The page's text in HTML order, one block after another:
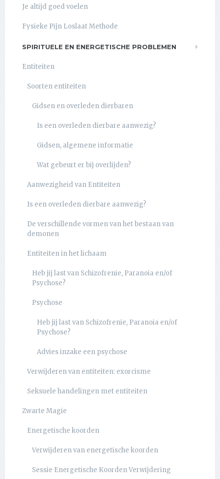
Je altijd goed voelen
Fysieke Pijn Loslaat Methode
SPIRITUELE EN ENERGETISCHE PROBLEMEN
Entiteiten
Soorten entiteiten
Gidsen en overleden dierbaren
Is een overleden dierbare aanwezig?
Gidsen, algemene informatie
Wat gebeurt er bij overlijden?
Aanwezigheid van Entiteiten
Is een overleden dierbare aanwezig?
De verschillende vormen van het bestaan van
demonen
Entiteiten in het lichaam
Heb jij last van Schizofrenie, Paranoia en/of
Psychose?
Psychose
Heb jij last van Schizofrenie, Paranoia en/of
Psychose?
Advies inzake een psychose
Verwijderen van entiteiten: exorcisme
Seksuele handelingen met entiteiten
Zwarte Magie
Energetische koorden
Verwijderen van energetische koorden
Sessie Energetische Koorden Verwijdering